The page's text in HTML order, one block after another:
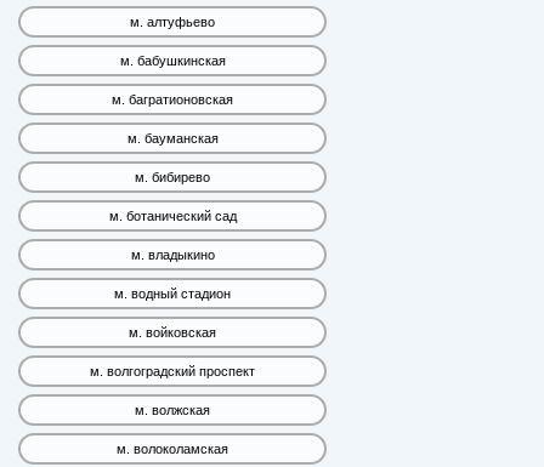
м. алтуфьево
м. бабушкинская
м. багратионовская
м. бауманская
м. бибирево
м. ботанический сад
м. владыкино
м. водный стадион
м. войковская
м. волгоградский проспект
м. волжская
м. волоколамская